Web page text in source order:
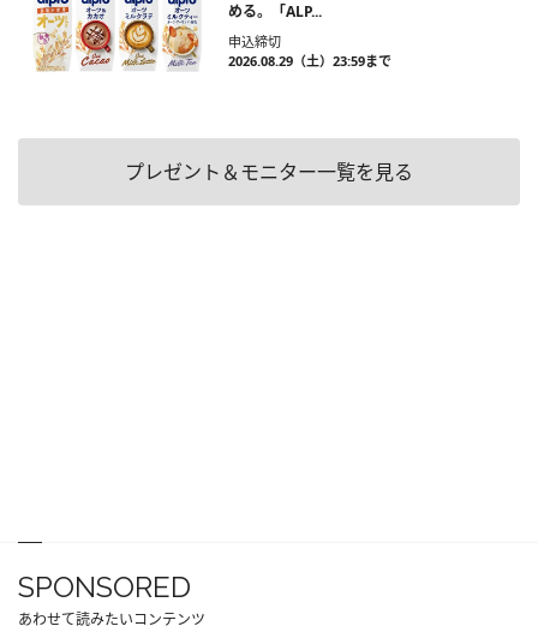
める。「ALP...
申込締切
2026.08.29（土）23:59まで
プレゼント＆モニター一覧を見る
SPONSORED
あわせて読みたいコンテンツ